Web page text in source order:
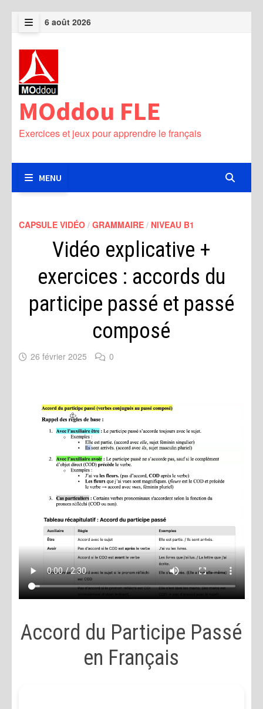
Passer
au
contenu
MENU
6 août 2026
MOddou FLE
Exercices et jeux pour apprendre le français
MENU
CAPSULE VIDÉO/ GRAMMAIRE/ NIVEAU B1
Vidéo explicative +
exercices : accords du
participe passé et passé
composé
26 février 2025 0
Accord du Participe Passé
en Français